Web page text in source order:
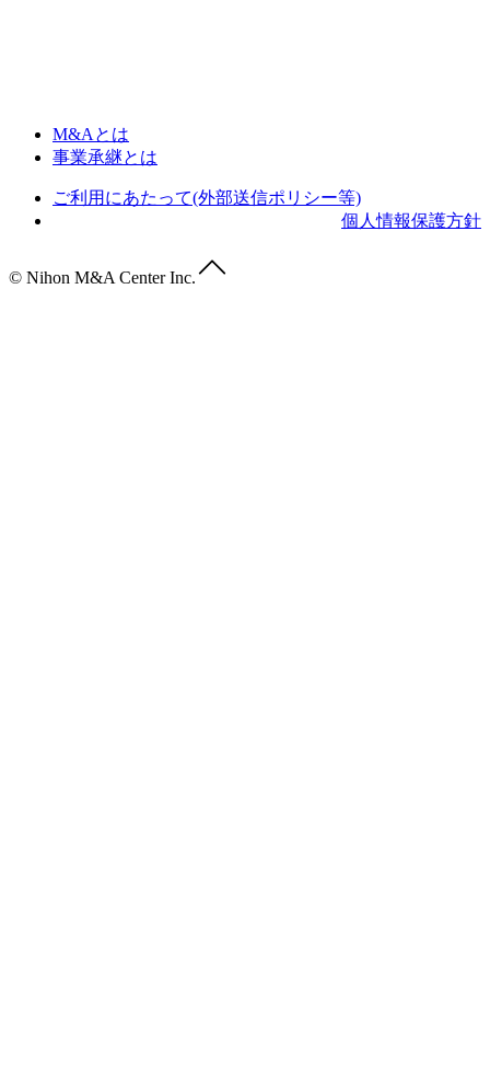
M&Aとは
事業承継とは
ご利用にあたって(外部送信ポリシー等)
個人情報保護方針
© Nihon M&A Center Inc.